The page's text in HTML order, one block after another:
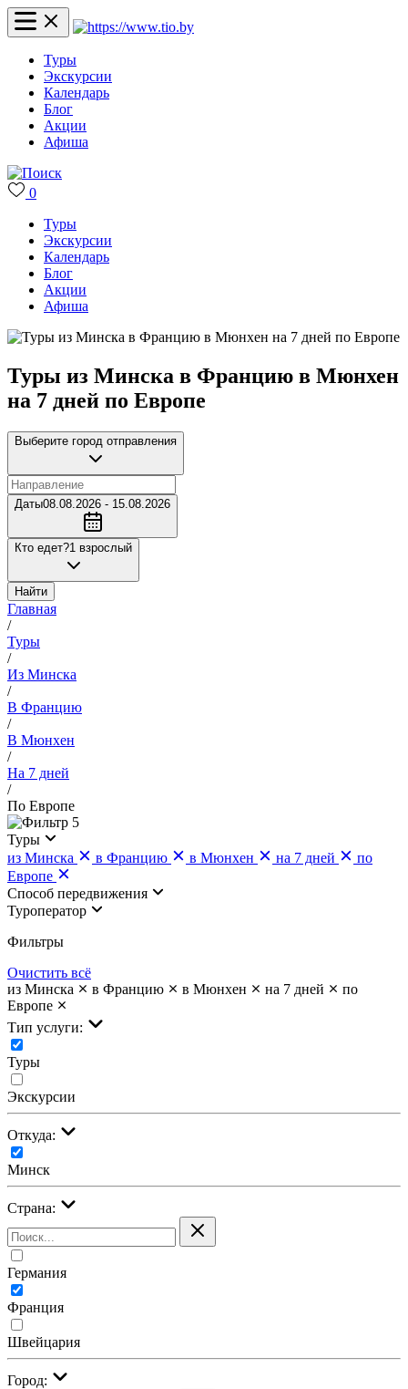
Туры
Экскурсии
Календарь
Блог
Акции
Афиша
0
Туры
Экскурсии
Календарь
Блог
Акции
Афиша
Туры из Минска в Францию в Мюнхен
на 7 дней по Европе
Выберите город отправления
Даты08.08.2026 - 15.08.2026
Кто едет?1 взрослый
Найти
Главная
/
Туры
/
Из Минска
/
В Францию
/
В Мюнхен
/
На 7 дней
/
По Европе
5
Туры
из Минска
в Францию в Мюнхен на 7 дней
по
Европе
Cпособ передвижения
Туроператор
Фильтры
Очистить всё
из Минска
в Францию в Мюнхен на 7 дней
по
Европе
Тип услуги:
Туры
Экскурсии
Откуда:
Минск
Страна:
Германия
Франция
Швейцария
Город: